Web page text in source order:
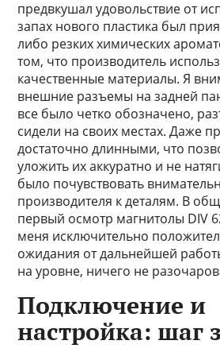
предвкушал удовольствие от
запах нового пластика был
либо резких химических
том, что производитель
качественные материалы. Я
внешние разъемы на задней
все было четко обозначено,
сидели на своих местах. Даже
достаточно длинными, что
уложить их аккуратно и не
было почувствовать
производителя к деталям. В
первый осмотр магнитолы DIV
меня исключительно
ожидания от дальнейшей
на уровне, ничего не
Подключение и
настройка: шаг